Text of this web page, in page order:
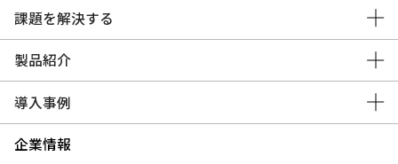
課題を解決する
製品紹介
導入事例
企業情報